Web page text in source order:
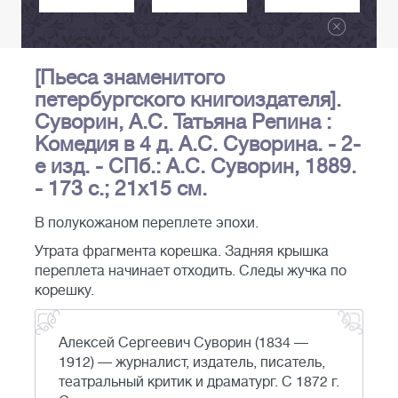
[Пьеса знаменитого
петербургского книгоиздателя].
Суворин, А.С. Татьяна Репина :
Комедия в 4 д. А.С. Суворина. - 2-
е изд. - СПб.: А.С. Суворин, 1889.
- 173 с.; 21х15 см.
В полукожаном переплете эпохи.
Утрата фрагмента корешка. Задняя крышка
переплета начинает отходить. Следы жучка по
корешку.
Алексей Сергеевич Суворин (1834 —
1912) — журналист, издатель, писатель,
театральный критик и драматург. С 1872 г.